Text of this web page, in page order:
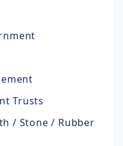
Trusts
/ Stone / Rubber